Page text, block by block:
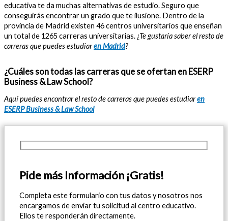
educativa te da muchas alternativas de estudio. Seguro que
conseguirás encontrar un grado que te ilusione. Dentro de la
provincia de Madrid existen 46 centros universitarios que enseñan
un total de 1265 carreras universitarias.¿Te gustaría saber el resto de
carreras que puedes estudiaren Madrid?
¿Cuáles son todas las carreras que se ofertan en ESERP
Business & Law School?
Aquí puedes encontrar el resto de carreras que puedes estudiaren
ESERP Business & Law School
Pide más Información ¡Gratis!
Completa este formulario con tus datos y nosotros nos
encargamos de enviar tu solicitud al centro educativo.
Ellos te responderán directamente.